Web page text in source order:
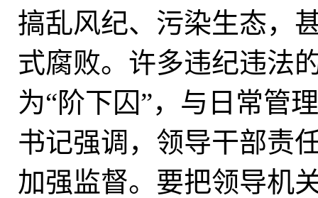
搞乱风纪、污染生态，
式腐败。许多违纪违法
为“阶下囚”，与日常管
书记强调，领导干部责
加强监督。要把领导机